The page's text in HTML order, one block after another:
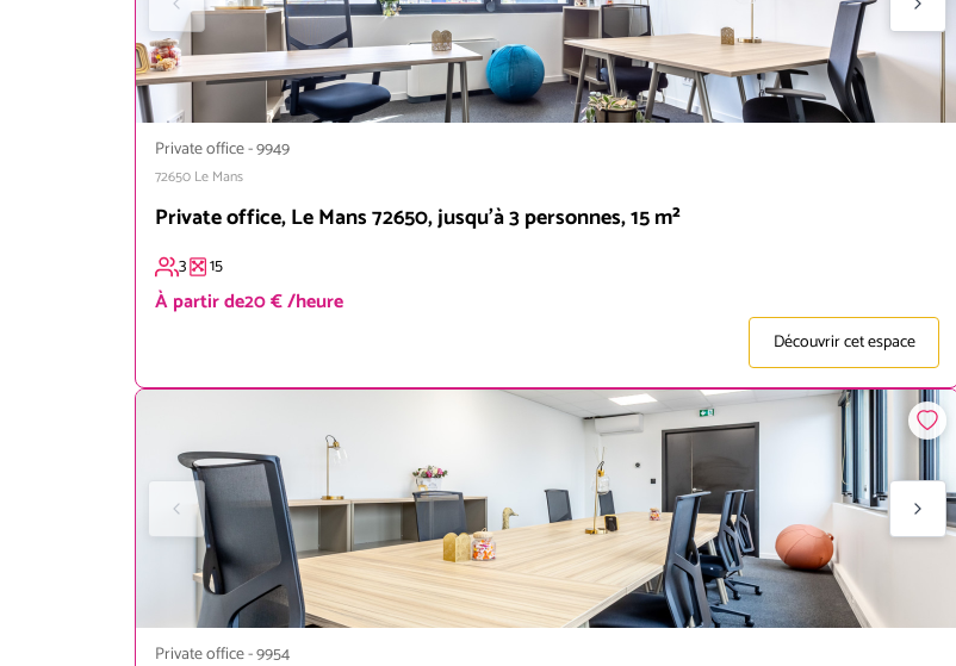
Private office-9949
72650 Le Mans
Private office, Le Mans 72650, jusqu'à 3 personnes, 15 m²
3 15
À partir de20 € /heure
Découvrir cet espace
Private office-9954